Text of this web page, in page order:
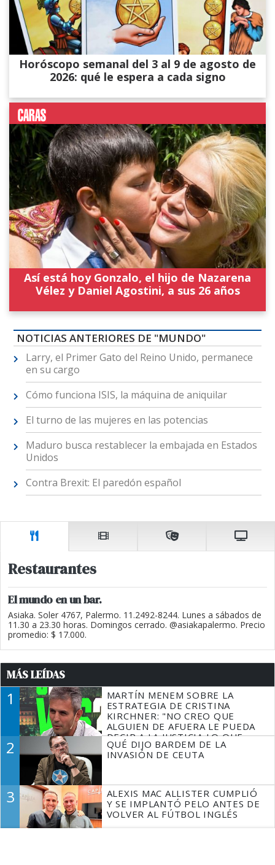
Horóscopo semanal del 3 al 9 de agosto de
2026: qué le espera a cada signo
Así está hoy Gonzalo, el hijo de Nazarena
Vélez y Daniel Agostini, a sus 26 años
NOTICIAS ANTERIORES DE "MUNDO"
Larry, el Primer Gato del Reino Unido, permanece
en su cargo
Cómo funciona ISIS, la máquina de aniquilar
El turno de las mujeres en las potencias
Maduro busca restablecer la embajada en Estados
Unidos
Contra Brexit: El paredón español
Restaurantes
El mundo en un bar.
Asiaka. Soler 4767, Palermo. 11.2492-8244. Lunes a sábados de
11.30 a 23.30 horas. Domingos cerrado. @asiakapalermo. Precio
promedio: $ 17.000.
MÁS LEÍDAS
1
MARTÍN MENEM SOBRE LA
ESTRATEGIA DE CRISTINA
KIRCHNER: "NO CREO QUE
ALGUIEN DE AFUERA LE PUEDA
DECIR A LA JUSTICIA LO QUE
TIENE QUE HACER"
2
QUÉ DIJO BARDEM DE LA
INVASIÓN DE CEUTA
3
ALEXIS MAC ALLISTER CUMPLIÓ
Y SE IMPLANTÓ PELO ANTES DE
VOLVER AL FÚTBOL INGLÉS